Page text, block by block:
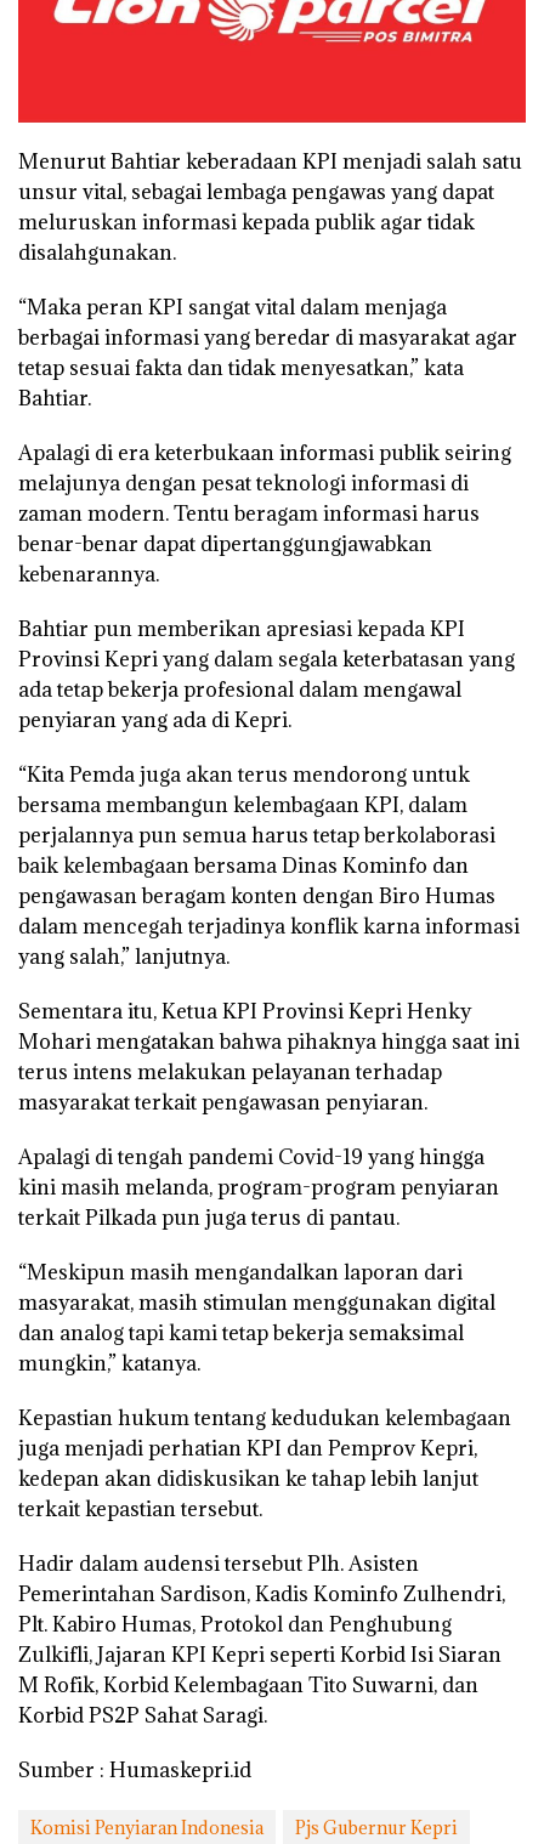
Menurut Bahtiar keberadaan KPI menjadi salah satu
unsur vital, sebagai lembaga pengawas yang dapat
meluruskan informasi kepada publik agar tidak
disalahgunakan.
“Maka peran KPI sangat vital dalam menjaga
berbagai informasi yang beredar di masyarakat agar
tetap sesuai fakta dan tidak menyesatkan,” kata
Bahtiar.
Apalagi di era keterbukaan informasi publik seiring
melajunya dengan pesat teknologi informasi di
zaman modern. Tentu beragam informasi harus
benar-benar dapat dipertanggungjawabkan
kebenarannya.
Bahtiar pun memberikan apresiasi kepada KPI
Provinsi Kepri yang dalam segala keterbatasan yang
ada tetap bekerja profesional dalam mengawal
penyiaran yang ada di Kepri.
“Kita Pemda juga akan terus mendorong untuk
bersama membangun kelembagaan KPI, dalam
perjalannya pun semua harus tetap berkolaborasi
baik kelembagaan bersama Dinas Kominfo dan
pengawasan beragam konten dengan Biro Humas
dalam mencegah terjadinya konflik karna informasi
yang salah,” lanjutnya.
Sementara itu, Ketua KPI Provinsi Kepri Henky
Mohari mengatakan bahwa pihaknya hingga saat ini
terus intens melakukan pelayanan terhadap
masyarakat terkait pengawasan penyiaran.
Apalagi di tengah pandemi Covid-19 yang hingga
kini masih melanda, program-program penyiaran
terkait Pilkada pun juga terus di pantau.
“Meskipun masih mengandalkan laporan dari
masyarakat, masih stimulan menggunakan digital
dan analog tapi kami tetap bekerja semaksimal
mungkin,” katanya.
Kepastian hukum tentang kedudukan kelembagaan
juga menjadi perhatian KPI dan Pemprov Kepri,
kedepan akan didiskusikan ke tahap lebih lanjut
terkait kepastian tersebut.
Hadir dalam audensi tersebut Plh. Asisten
Pemerintahan Sardison, Kadis Kominfo Zulhendri,
Plt. Kabiro Humas, Protokol dan Penghubung
Zulkifli, Jajaran KPI Kepri seperti Korbid Isi Siaran
M Rofik, Korbid Kelembagaan Tito Suwarni, dan
Korbid PS2P Sahat Saragi.
Sumber : Humaskepri.id
Komisi Penyiaran Indonesia Pjs Gubernur Kepri